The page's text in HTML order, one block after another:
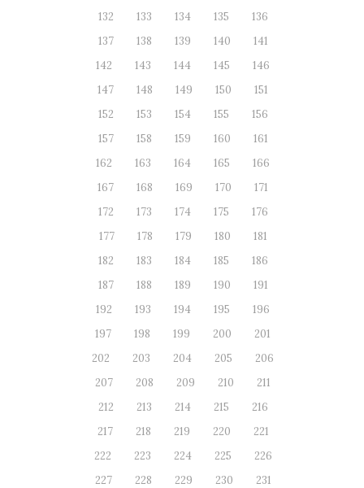
132
133 134 135
136
137
138 139 140
141
142
143 144 145
146
147
148 149 150
151
152
153 154 155
156
157
158 159 160
161
162
163 164 165
166
167
168 169 170
171
172
173 174 175
176
177
178 179 180
181
182
183 184 185
186
187
188 189 190
191
192
193 194 195
196
197
198 199 200
201
202
203 204 205
206
207
208 209 210
211
212
213 214 215
216
217
218 219 220
221
222
223 224 225
226
227
228 229 230
231